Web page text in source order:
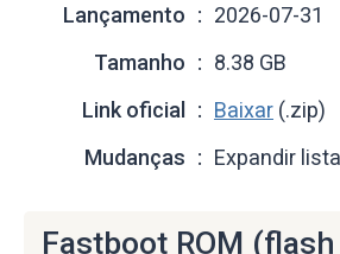
Lançamento
2026-07-31
Tamanho
8.38 GB
Link oficial
Baixar (.zip)
Mudanças
Expandir lista
Fastboot ROM